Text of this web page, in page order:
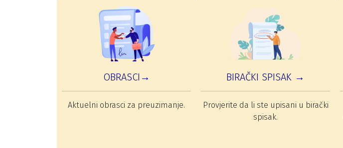
OBRASCI→
Aktuelni obrasci za preuzimanje.
BIRAČKI SPISAK →
Provjerite da li ste upisani u birački
spisak.